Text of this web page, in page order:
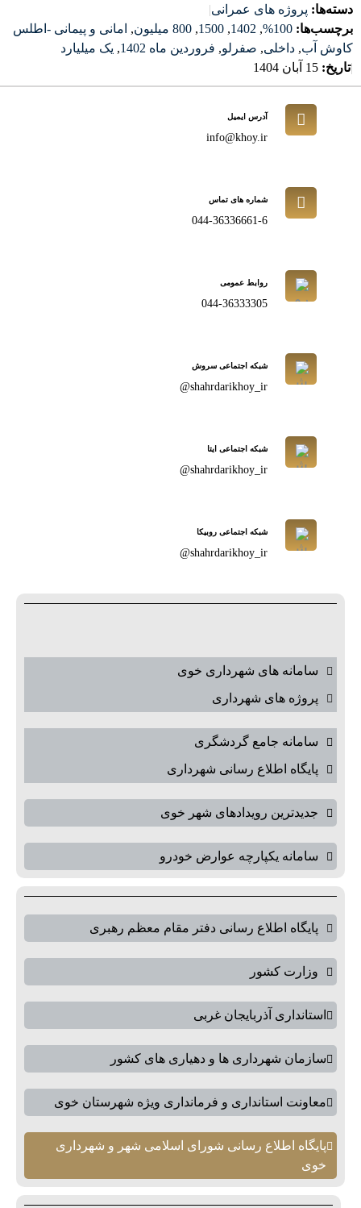
دسته‌ها: پروژه های عمرانی|
برچسب‌ها: 100%
,
1402
,
1500
, 800 میلیون , امانی و پیمانی -اطلس
کاوش آب, داخلی, صفرلو, فروردین ماه 1402 , یک میلیارد
|تاریخ:
آدرس ایمیل
info@khoy.ir
شماره های تماس
044-36336661-6
روابط عمومی
044-36333305
شبکه اجتماعی سروش
shahrdarikhoy_ir@
شبکه اجتماعی ایتا
shahrdarikhoy_ir@
شبکه اجتماعی روبیکا
shahrdarikhoy_ir@
سامانه های شهرداری خوی
پروژه های شهرداری
سامانه جامع گردشگری
پایگاه اطلاع رسانی شهرداری
جدیدترین رویدادهای شهر خوی
سامانه یکپارچه عوارض خودرو
پایگاه اطلاع رسانی دفتر مقام معظم رهبری
وزارت کشور
استانداری آذربایجان غربی
سازمان شهرداری ها و دهیاری های کشور
معاونت استانداری و فرمانداری ویژه شهرستان خوی
پایگاه اطلاع رسانی شورای اسلامی شهر و شهرداری
خوی